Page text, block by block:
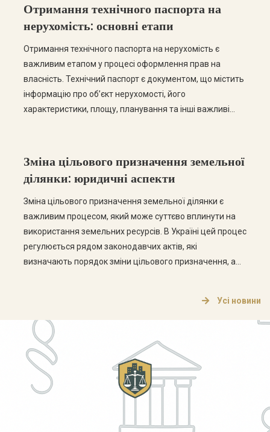
Отримання технічного паспорта на
нерухомість: основні етапи
Отримання технічного паспорта на нерухомість є
важливим етапом у процесі оформлення прав на
власність. Технічний паспорт є документом, що містить
інформацію про об’єкт нерухомості, його
характеристики, площу, планування та інші важливі
технічного паспорта […]
Зміна цільового призначення земельної
ділянки: юридичні аспекти
Зміна цільового призначення земельної ділянки є
важливим процесом, який може суттєво вплинути на
використання земельних ресурсів. В Україні цей процес
регулюється рядом законодавчих актів, які
визначають порядок зміни цільового призначення, а
Цільове призначення земельної ділянки визначає, для
яких цілей може використовуватися земельна […]
Усі новини